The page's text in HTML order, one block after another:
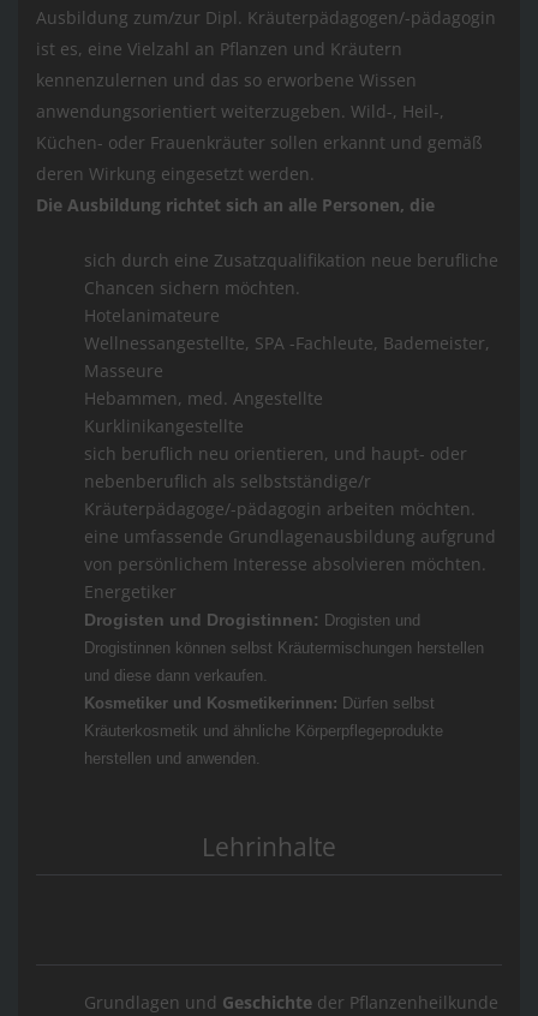
Ausbildung zum/zur Dipl. Kräuterpädagogen/-pädagogin
ist es, eine Vielzahl an Pflanzen und Kräutern
kennenzulernen und das so erworbene Wissen
anwendungsorientiert weiterzugeben. Wild-, Heil-,
Küchen- oder Frauenkräuter sollen erkannt und gemäß
deren Wirkung eingesetzt werden.
Die Ausbildung richtet sich an alle Personen, die
sich durch eine Zusatzqualifikation neue berufliche
Chancen sichern möchten.
Hotelanimateure
Wellnessangestellte, SPA -Fachleute, Bademeister,
Masseure
Hebammen, med. Angestellte
Kurklinikangestellte
sich beruflich neu orientieren, und haupt- oder
nebenberuflich als selbstständige/r
Kräuterpädagoge/-pädagogin arbeiten möchten.
eine umfassende Grundlagenausbildung aufgrund
von persönlichem Interesse absolvieren möchten.
Energetiker
Drogisten und Drogistinnen: Drogisten und
Drogistinnen können selbst Kräutermischungen herstellen
und diese dann verkaufen.
Kosmetiker und Kosmetikerinnen: Dürfen selbst
Kräuterkosmetik und ähnliche Körperpflegeprodukte
herstellen und anwenden.
Lehrinhalte
Grundlagen und Geschichte der Pflanzenheilkunde